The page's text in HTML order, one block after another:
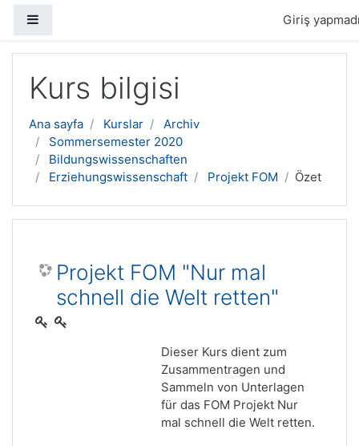
Giriş
Kurs bilgisi
Ana sayfa Kurslar
Archiv
Sommersemester 2020
Bildungswissenschaften
Erziehungswissenschaft
Projekt FOM Özet
Projekt FOM "Nur mal
schnell die Welt retten"
Dieser Kurs dient zum
Zusammentragen und
Sammeln von Unterlagen
für das FOM Projekt Nur
mal schnell die Welt retten.